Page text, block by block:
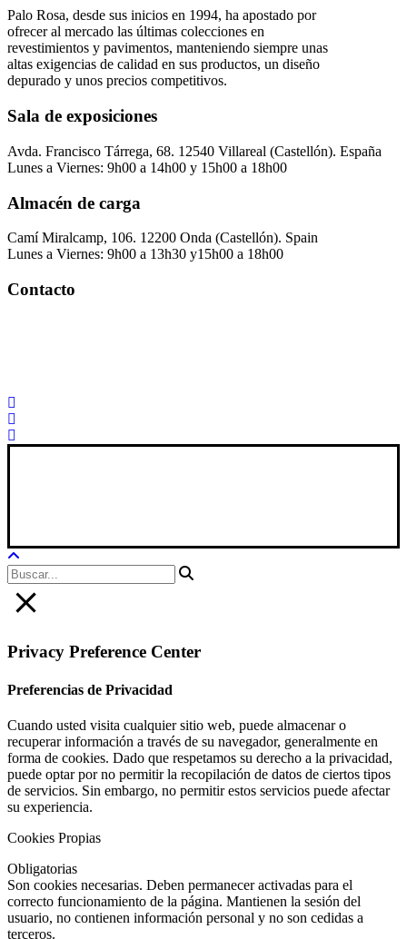
Palo Rosa, desde sus inicios en 1994, ha apostado por
ofrecer al mercado las últimas colecciones en
revestimientos y pavimentos, manteniendo siempre unas
altas exigencias de calidad en sus productos, un diseño
depurado y unos precios competitivos.
Sala de exposiciones
Avda. Francisco Tárrega, 68. 12540 Villareal (Castellón). España
Lunes a Viernes: 9h00 a 14h00 y 15h00 a 18h00
Almacén de carga
Camí Miralcamp, 106. 12200 Onda (Castellón). Spain
Lunes a Viernes: 9h00 a 13h30 y15h00 a 18h00
Contacto
Privacy Preference Center
Preferencias de Privacidad
Cuando usted visita cualquier sitio web, puede almacenar o
recuperar información a través de su navegador, generalmente en
forma de cookies. Dado que respetamos su derecho a la privacidad,
puede optar por no permitir la recopilación de datos de ciertos tipos
de servicios. Sin embargo, no permitir estos servicios puede afectar
su experiencia.
Cookies Propias
Obligatorias
Son cookies necesarias. Deben permanecer activadas para el
correcto funcionamiento de la página. Mantienen la sesión del
usuario, no contienen información personal y no son cedidas a
terceros.